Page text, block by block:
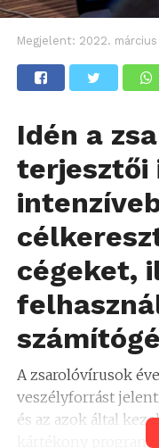
Megjelent: 2022.
Idén a
terjesztői
cégeket,
A zsarolóvírusok
veszélyforrást
és az azok által
kártékony